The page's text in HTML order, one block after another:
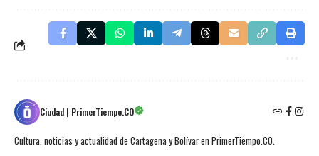
Ciudad | PrimerTiempo.CO
Cultura, noticias y actualidad de Cartagena y Bolívar en PrimerTiempo.CO.